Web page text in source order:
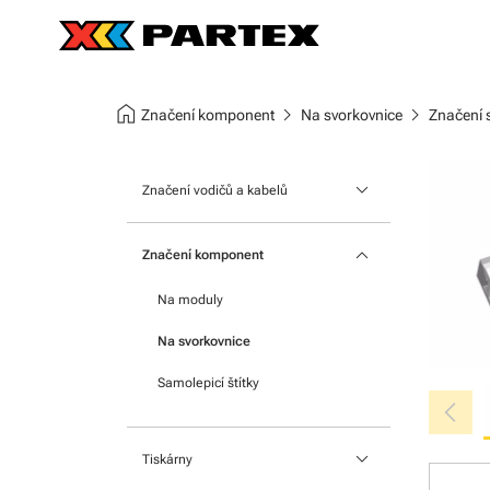
home Značení komponent chevron_right Na svorkovnice chevron_right Značení
Značení vodičů a kabelů keyboard_arrow_down
Značení komponent keyboard_arrow_down
Na moduly
Na svorkovnice
Samolepicí štítky
Tiskárny keyboard_arrow_down
chevron_left